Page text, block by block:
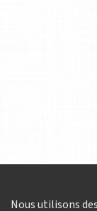
Nous utilisons